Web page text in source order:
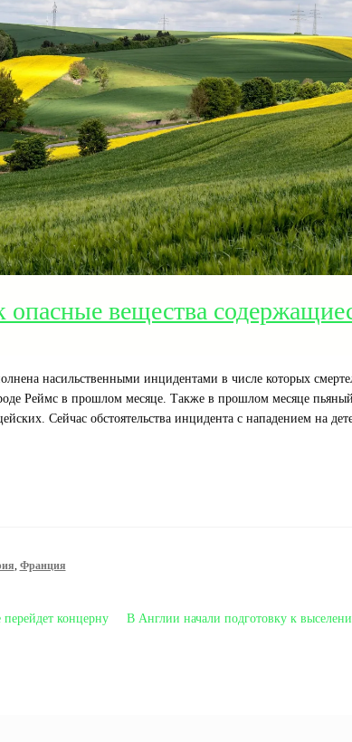
вещества
насильственными инцидентами в числе которых
Реймс в прошлом месяце. Также в прошлом месяце
Сейчас обстоятельства инцидента с нападением на
, Франция
концерну
Следующая
В Англии начали подготовку к